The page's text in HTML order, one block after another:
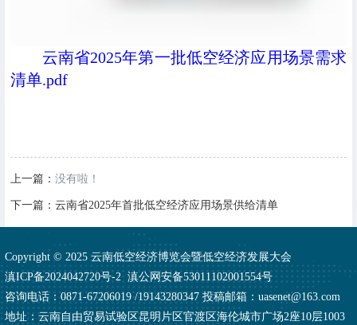
云南省2025年第一批低空经济应用场景需求
清单.pdf
上一篇： 没有啦！
下一篇： 云南省2025年首批低空经济应用场景供给清单
Copyright © 2025 云南低空经济博览会暨低空经济发展大会
滇ICP备2024042720号-2滇公网安备53011102001554号
咨询电话：0871-67206019 /19143280347 投稿邮箱：uasenet@163.com
地址：云南自由贸易试验区昆明片区官渡区海伦城市广场2座10层1003